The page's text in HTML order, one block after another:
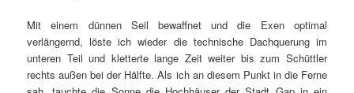
Mit einem dünnen Seil bewaffnet und die Exen optimal
verlängernd, löste ich wieder die technische Dachquerung im
unteren Teil und kletterte lange Zeit weiter bis zum Schüttler
rechts außen bei der Hälfte. Als ich an diesem Punkt in die Ferne